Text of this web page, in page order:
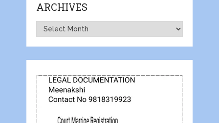
ARCHIVES
Archives